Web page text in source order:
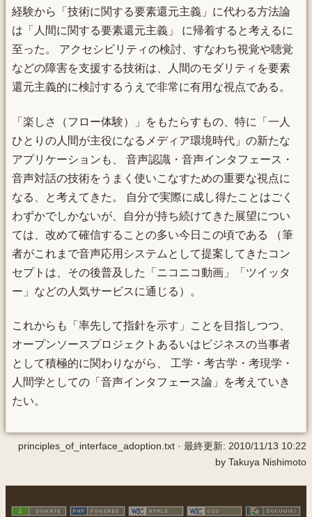
経験から「技術に関する要素還元主義」に代わる方法論
は「人間に関する要素還元主義」 に帰着すると考えるに
至った。 アクセシビリティの検討、すなわち視覚や聴覚
などの障害を支援する技術は、人間のモダリティを要素
還元主義的に検討するうえで非常に有用な視点である。
「楽しさ（フロー体験）」をもたらすもの、特に「一人
ひとりの人間が主役になるメディア環境時代」の新たな
アプリケーションも、 音声認識・音声インタフェース・
音声対話の技術をうまく使いこなすための重要な視点に
なる、と考えてきた。 自分で実際に成し得たことはごく
わずかでしかないが、自分が持ち続けてきた展望につい
ては、改めて確信することの多い今日この頃である （筆
者がこれまで音声応用システムとして提案してきたコン
セプトは、その後普及した「ニコニコ動画」「ツイッタ
ー」などの人気サービスに通じる）。
これからも「率先して指針を示す」ことを目指しつつ、
オープンソースプロジェクトあるいはビジネスの当事者
として積極的に関わりながら、 工学・考古学・考現学・
人間学としての「音声インタフェース論」を考えていき
たい。
principles_of_interface_adoption.txt · 最終更新: 2010/11/13 10:22
by Takuya Nishimoto